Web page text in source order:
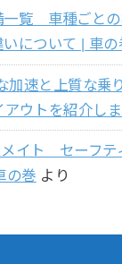
覧 車種ごとの
いについて | 車の
速と上質な乗
ウトを紹介し
イト セーフ
の巻 より